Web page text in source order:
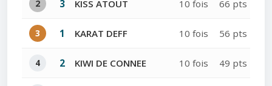
2 3 KISS ATOUT 10 fois 66 pts
3 1 KARAT DEFF 10 fois 56 pts
4 2 KIWI DE CONNEE 10 fois 49 pts